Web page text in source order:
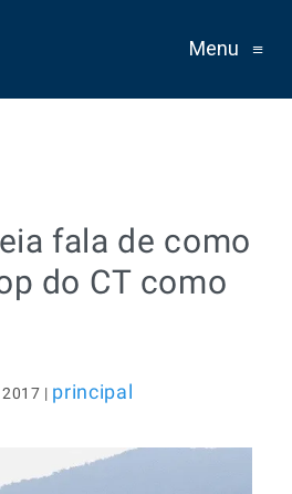
Menu ≡
fala de como
do CT como
| principal